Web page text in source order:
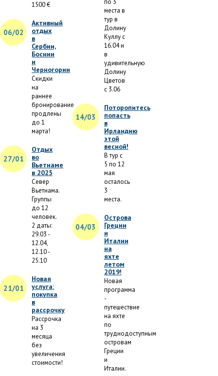
1500 €
06/02
Активный
отдых
в
Сербии,
Боснии
и
Черногории
Скидки
на
раннее
бронирование
продлены
до 1
марта!
27/01
Отдых
во
Вьетнаме
в 2025
Север
Вьетнама.
Группы
до 12
человек.
2 даты:
29.03 -
12.04,
12.10 -
25.10
21/01
Новая
услуга:
покупка
в
рассрочку
Рассрочка
на 3
месяца
без
увеличения
стоимости!
по 3
места в
тур в
Долину
Куллу с
16.04 и
в
удивительную
Долину
Цветов
с 3.06
14/03
Поторопитесь
попасть
в
Ирландию
этой
весной!
В тур с
5 по 12
мая
осталось
3
места.
04/03
Острова
Греции
и
Италии
на
яхте
летом
2019!
Новая
программа
-
путешествие
на яхте
по
труднодоступным
островам
Греции
и
Италии.